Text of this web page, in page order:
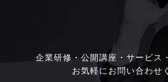
企業研修・公開講座・サービス
お気軽にお問い合わせ